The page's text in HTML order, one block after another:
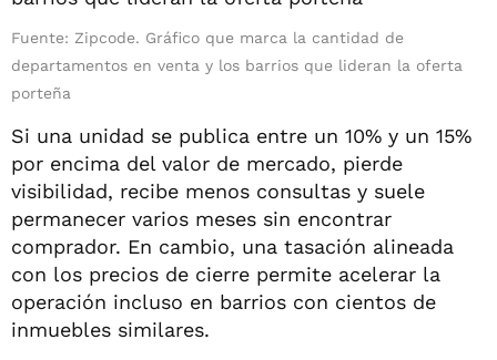
Fuente: Zipcode. Gráfico que marca la cantidad de
departamentos en venta y los barrios que lideran la oferta
porteña
Si una unidad se publica entre un 10% y un 15%
por encima del valor de mercado, pierde
visibilidad, recibe menos consultas y suele
permanecer varios meses sin encontrar
comprador. En cambio, una tasación alineada
con los precios de cierre permite acelerar la
operación incluso en barrios con cientos de
inmuebles similares.